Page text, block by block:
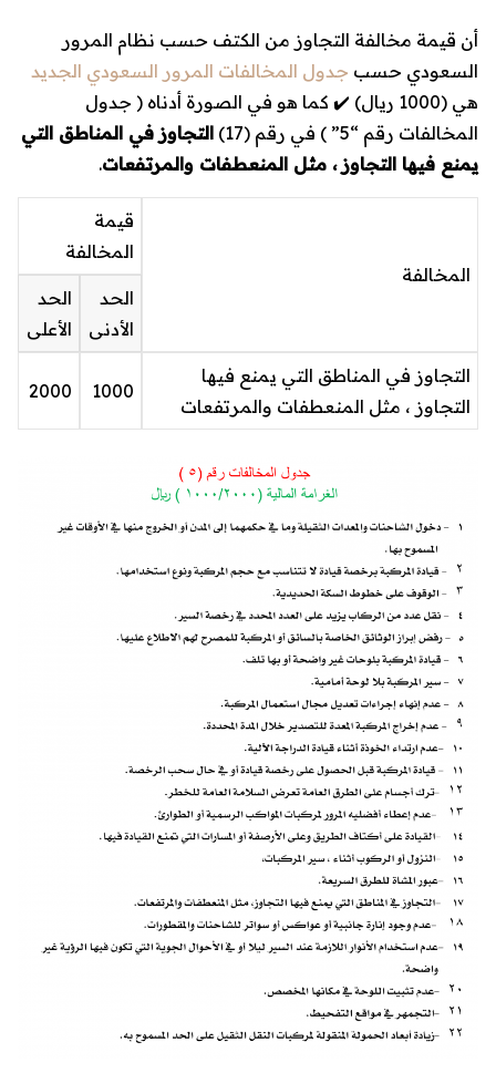
أن قيمة مخالفة التجاوز من الكتف حسب نظام المرور
السعودي حسب جدول المخالفات المرور السعودي الجديد
هي (1000 ريال
) ✔️ كما هو في الصورة أدناه ( جدول
المخالفات رقم “5” ) في رقم (17)
التجاوز في المناطق التي
يمنع فيها التجاوز ، مثل المنعطفات والمرتفعات.
المخالفة
قيمة
المخالفة
الحد
الأدنى
الحد
الأعلى
التجاوز في المناطق التي يمنع فيها
التجاوز ، مثل المنعطفات والمرتفعات
1000
2000